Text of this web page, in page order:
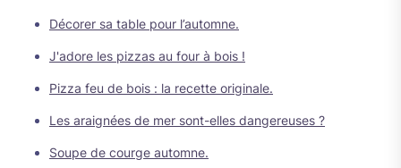
Décorer sa table pour l’automne.
J'adore les pizzas au four à bois !
Pizza feu de bois : la recette originale.
Les araignées de mer sont-elles dangereuses ?
Soupe de courge automne.